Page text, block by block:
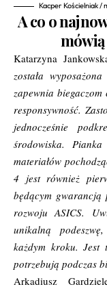
Kacper Kościelniak /
A co o
mówią
Katarzyna
została
zapewnia
responsywność.
jednocześnie
środowiska.
materiałów
4 jest również
będącym gwarancją
rozwoju ASICS.
unikalną
każdym kroku. Jest
potrzebują podczas
Arkadiusz